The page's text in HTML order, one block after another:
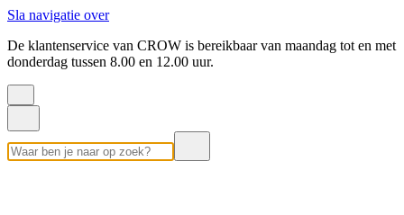
Sla navigatie over
De klantenservice van CROW is bereikbaar van maandag tot en met
donderdag tussen 8.00 en 12.00 uur.